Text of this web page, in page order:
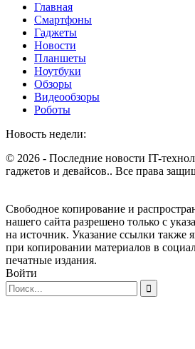
Главная
Смартфоны
Гаджеты
Новости
Планшеты
Ноутбуки
Обзоры
Видеообзоры
Роботы
Новость недели:
© 2026 - Последние новости IT-
гаджетов и девайсов.. Все права
Свободное копирование и
нашего сайта разрешено только с
на источник. Указание ссылки также
при копировании материалов в
печатные издания.
Войти